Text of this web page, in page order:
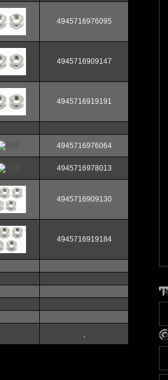
4945716976095
4945716909147
4945716919191
4945716976064
4945716978013
4945716909130
4945716919184
,